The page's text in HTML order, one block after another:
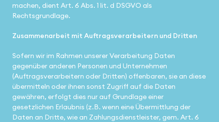
machen, dient Art. 6 Abs. 1 lit. d DSGVO als
Rechtsgrundlage.
Zusammenarbeit mit Auftragsverarbeitern und Dritten
Sofern wir im Rahmen unserer Verarbeitung Daten
gegenüber anderen Personen und Unternehmen
(Auftragsverarbeitern oder Dritten) offenbaren, sie an diese
übermitteln oder ihnen sonst Zugriff auf die Daten
gewähren, erfolgt dies nur auf Grundlage einer
gesetzlichen Erlaubnis (z.B. wenn eine Übermittlung der
Daten an Dritte, wie an Zahlungsdienstleister, gem. Art. 6